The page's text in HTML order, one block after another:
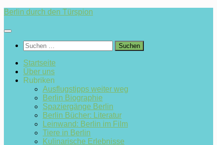
Zum
springen
Berlin durch den Türspion
Suchen
nach:
Startseite
Über uns
Rubriken
Ausflugstipps weiter weg
Berlin Biographie
Spaziergänge Berlin
Berlin Bücher: Literatur
Leinwand: Berlin im Film
Tiere in Berlin
Kulinarische Erlebnisse